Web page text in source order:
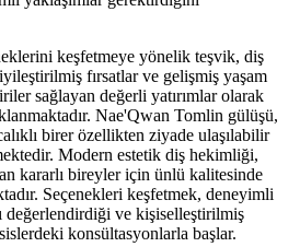
keşfetmeye yönelik teşvik, diş
fırsatlar ve gelişmiş yaşam
sağlayan değerli yatırımlar olarak
Nae'Qwan Tomlin gülüşü,
birer özellikten ziyade ulaşılabilir
Modern estetik diş hekimliği,
kararlı bireyler için ünlü kalitesinde
Seçenekleri keşfetmek, deneyimli
değerlendirdiği ve kişiselleştirilmiş
konsültasyonlarla başlar.